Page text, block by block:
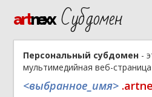
artnexx Субдомен
Персональный субдомен -
мультимедийная веб-
<выбранное_имя>